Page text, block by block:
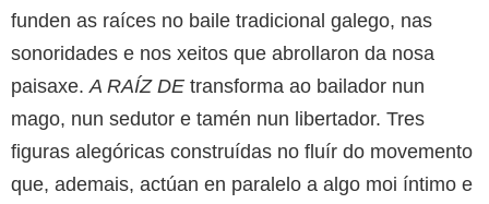
funden as raíces no baile tradicional galego, nas
sonoridades e nos xeitos que abrollaron da nosa
paisaxe. A RAÍZ DE transforma ao bailador nun
mago, nun sedutor e tamén nun libertador. Tres
figuras alegóricas construídas no fluír do movemento
que, ademais, actúan en paralelo a algo moi íntimo e